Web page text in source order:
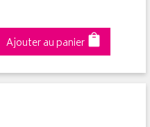
Ajouter au panier